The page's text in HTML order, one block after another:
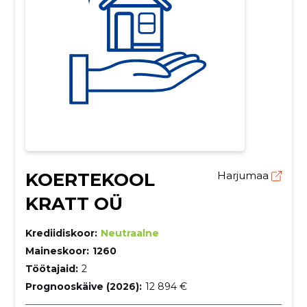
KOERTEKOOL
KRATT OÜ
Harjumaa
Krediidiskoor: Neutraalne
Maineskoor: 1260
Töötajaid: 2
Prognooskäive (2026): 12 894 €